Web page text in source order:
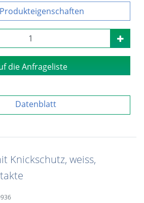
Produkteigenschaften
die Anfrageliste
Datenblatt
Knickschutz, weiss,